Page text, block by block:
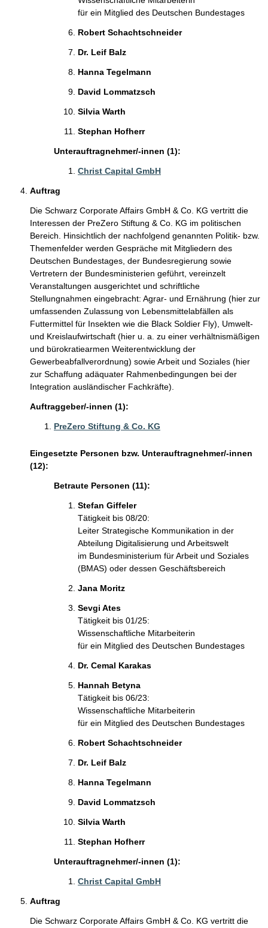
für ein Mitglied des Deutschen Bundestages
Robert Schachtschneider
Dr. Leif Balz
Hanna Tegelmann
David Lommatzsch
Silvia Warth
Stephan Hofherr
Unterauftragnehmer/-innen (1):
Christ Capital GmbH
Auftrag
Die Schwarz Corporate Affairs GmbH & Co. KG vertritt die
Interessen der PreZero Stiftung & Co. KG im politischen
Bereich. Hinsichtlich der nachfolgend genannten Politik- bzw.
Themenfelder werden Gespräche mit Mitgliedern des
Deutschen Bundestages, der Bundesregierung sowie
Vertretern der Bundesministerien geführt, vereinzelt
Veranstaltungen ausgerichtet und schriftliche
Stellungnahmen eingebracht: Agrar- und Ernährung (hier zur
umfassenden Zulassung von Lebensmittelabfällen als
Futtermittel für Insekten wie die Black Soldier Fly), Umwelt-
und Kreislaufwirtschaft (hier u. a. zu einer verhältnismäßigen
und bürokratiearmen Weiterentwicklung der
Gewerbeabfallverordnung) sowie Arbeit und Soziales (hier
zur Schaffung adäquater Rahmenbedingungen bei der
Integration ausländischer Fachkräfte).
Auftraggeber/-innen (1):
PreZero Stiftung & Co. KG
Eingesetzte Personen bzw. Unterauftragnehmer/-innen
(12):
Betraute Personen (11):
Stefan Giffeler
Tätigkeit bis 08/20:
Leiter Strategische Kommunikation in der
Abteilung Digitalisierung und Arbeitswelt
im Bundesministerium für Arbeit und Soziales
(BMAS) oder dessen Geschäftsbereich
Jana Moritz
Sevgi Ates
Tätigkeit bis 01/25:
Wissenschaftliche Mitarbeiterin
für ein Mitglied des Deutschen Bundestages
Dr. Cemal Karakas
Hannah Betyna
Tätigkeit bis 06/23:
Wissenschaftliche Mitarbeiterin
für ein Mitglied des Deutschen Bundestages
Robert Schachtschneider
Dr. Leif Balz
Hanna Tegelmann
David Lommatzsch
Silvia Warth
Stephan Hofherr
Unterauftragnehmer/-innen (1):
Christ Capital GmbH
Auftrag
Die Schwarz Corporate Affairs GmbH & Co. KG vertritt die